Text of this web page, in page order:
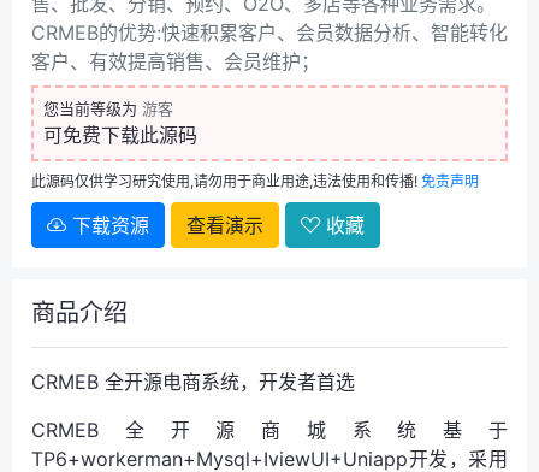
CRMEB的优势:快速积累客户、会员数据分析、智能转化
客户、有效提高销售、会员维护；
您当前等级为 游客
可免费下载此源码
此源码仅供学习研究使用,请勿用于商业用途,违法使用和传播! 免责声明
下载资源 查看演示 收藏
商品介绍
CRMEB 全开源电商系统，开发者首选
CRMEB全开源商城系统基于
TP6+workerman+Mysql+IviewUI+Uniapp开发，采用